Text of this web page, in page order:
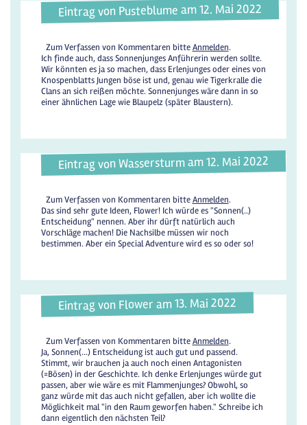
Eintrag von Pusteblume am 12. Mai 2022
Zum Verfassen von Kommentaren bitteAnmelden.
Ich finde auch, dass Sonnenjunges Anführerin werden sollte.
Wir könnten es ja so machen, dass Erlenjunges oder eines von
Knospenblatts Jungen böse ist und, genau wie Tigerkralle die
Clans an sich reißen möchte. Sonnenjunges wäre dann in so
einer ähnlichen Lage wie Blaupelz (später Blaustern).
Eintrag von Wassersturm am 12. Mai 2022
Zum Verfassen von Kommentaren bitteAnmelden.
Das sind sehr gute Ideen, Flower! Ich würde es "Sonnen(..)
Entscheidung" nennen. Aber ihr dürft natürlich auch
Vorschläge machen! Die Nachsilbe müssen wir noch
bestimmen. Aber ein Special Adventure wird es so oder so!
Eintrag von Flower am 13. Mai 2022
Zum Verfassen von Kommentaren bitteAnmelden.
Ja, Sonnen(...) Entscheidung ist auch gut und passend.
Stimmt, wir brauchen ja auch noch einen Antagonisten
(=Bösen) in der Geschichte. Ich denke Erlenjunges würde gut
passen, aber wie wäre es mit Flammenjunges? Obwohl, so
ganz würde mit das auch nicht gefallen, aber ich wollte die
Möglichkeit mal "in den Raum geworfen haben." Schreibe ich
dann eigentlich den nächsten Teil?